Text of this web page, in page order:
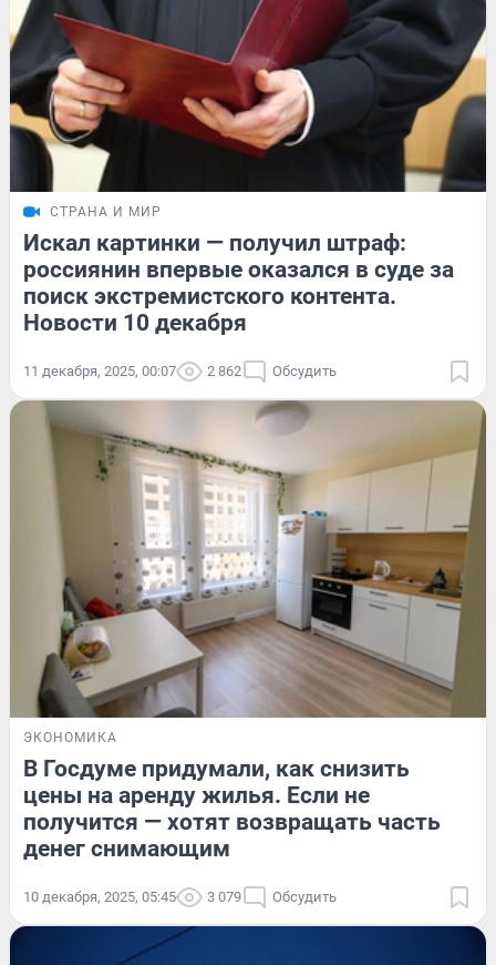
СТРАНА И МИР
Искал картинки — получил штраф:
россиянин впервые оказался в суде за
поиск экстремистского контента.
Новости 10 декабря
11 декабря, 2025, 00:07 2 862 Обсудить
ЭКОНОМИКА
В Госдуме придумали, как снизить
цены на аренду жилья. Если не
получится — хотят возвращать часть
денег снимающим
10 декабря, 2025, 05:45 3 079 Обсудить